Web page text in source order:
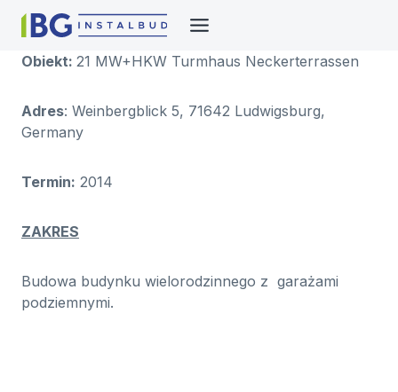
Przejdź
treściObiekt: 21 MW+HKW Turmhaus Neckerterrassen
Adres: Weinbergblick 5, 71642 Ludwigsburg,
Germany
Termin: 2014
ZAKRES
Budowa budynku wielorodzinnego z garażami
podziemnymi.